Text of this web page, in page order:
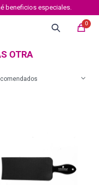
beneficios especiales.
0
OTRA
MI CUENTA